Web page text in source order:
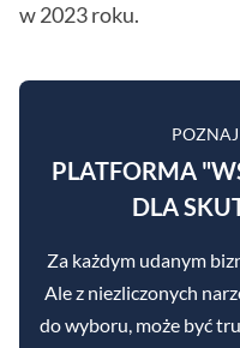
w 2023 roku.
PLATFORMA
DLA
Za każdym udanym
Ale z niezliczonych
do wyboru, może być